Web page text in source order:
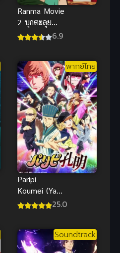
Ranma Movie
2 บุกตะลุย
พากย์ไทย รัน
ต่อสู้
6.9
พากย์ไทย
Paripi
Koumei (Ya
Boy
เวลามาปั้น
ดาว
25.0
Soundtrack